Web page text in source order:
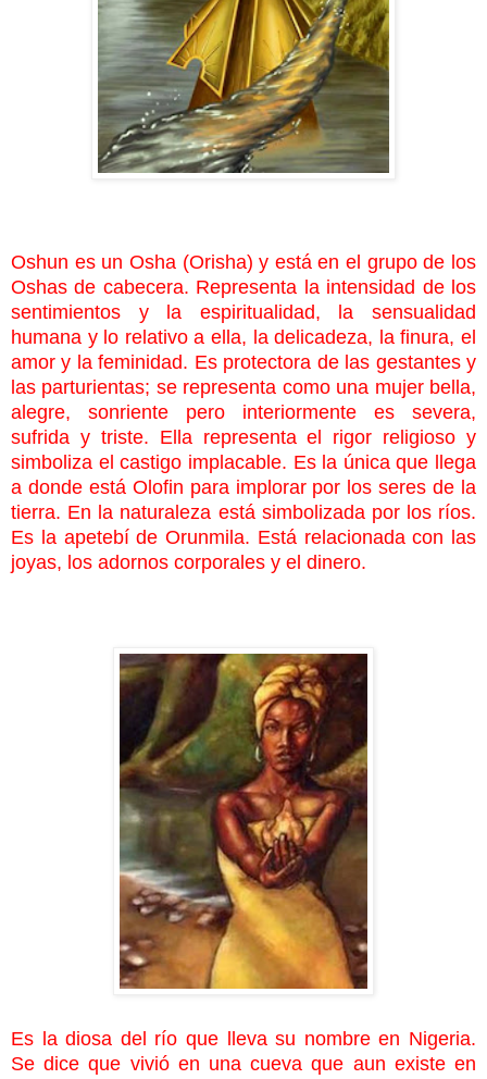
Oshun es un Osha (Orisha) y está en el grupo de los
Oshas de cabecera. Representa la intensidad de los
sentimientos y la espiritualidad, la sensualidad
humana y lo relativo a ella, la delicadeza, la finura, el
amor y la feminidad. Es protectora de las gestantes y
las parturientas; se representa como una mujer bella,
alegre, sonriente pero interiormente es severa,
sufrida y triste. Ella representa el rigor religioso y
simboliza el castigo implacable. Es la única que llega
a donde está Olofin para implorar por los seres de la
tierra. En la naturaleza está simbolizada por los ríos.
Es la apetebí de Orunmila. Está relacionada con las
joyas, los adornos corporales y el dinero.
Es la diosa del río que lleva su nombre en Nigeria.
Se dice que vivió en una cueva que aun existe en